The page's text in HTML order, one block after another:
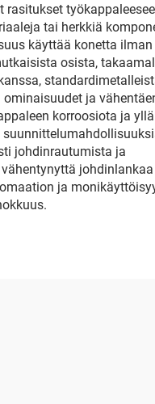
tai herkkiä
käyttää konetta
osista,
ja
korroosiota ja
johdinrautumista ja
ja